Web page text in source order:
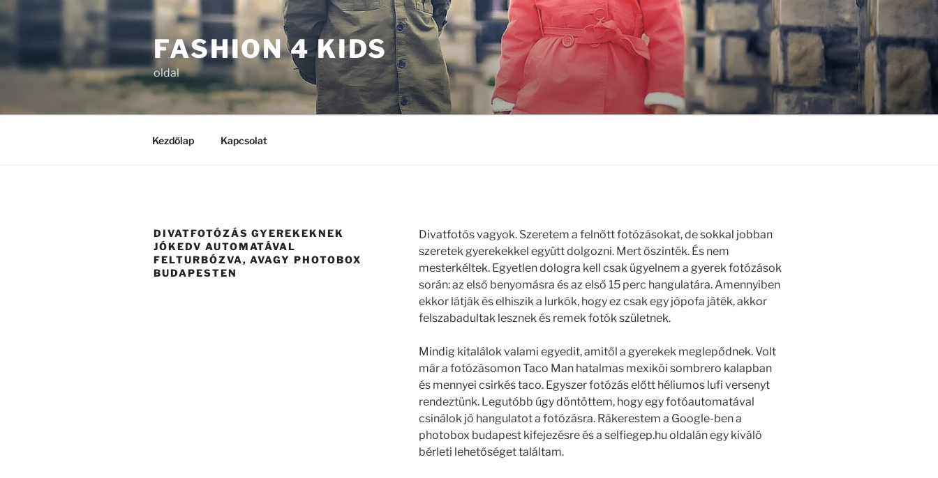
FASHION 4 KIDS
oldal
Kezdőlap Kapcsolat
DIVATFOTÓZÁS GYEREKEKNEK
JÓKEDV AUTOMATÁVAL
FELTURBÓZVA, AVAGY PHOTOBOX
BUDAPESTEN
Divatfotós vagyok. Szeretem a felnőtt fotózásokat, de sokkal jobban
szeretek gyerekekkel együtt dolgozni. Mert őszinték. És nem
mesterkéltek. Egyetlen dologra kell csak ügyelnem a gyerek fotózások
során: az első benyomásra és az első 15 perc hangulatára. Amennyiben
ekkor látják és elhiszik a lurkók, hogy ez csak egy jópofa játék, akkor
felszabadultak lesznek és remek fotók születnek.
Mindig kitalálok valami egyedit, amitől a gyerekek meglepődnek. Volt
már a fotózásomon Taco Man hatalmas mexikói sombrero kalapban
és mennyei csirkés taco. Egyszer fotózás előtt héliumos lufi versenyt
rendeztünk. Legutóbb úgy döntöttem, hogy egy fotóautomatával
csinálok jó hangulatot a fotózásra. Rákerestem a Google-ben a
photobox budapest kifejezésre és a selfiegep.hu oldalán egy kiváló
bérleti lehetőséget találtam.